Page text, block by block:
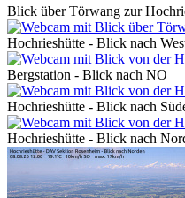
Blick über Törwang zur
Hochrieshütte - Blick nach
Bergstation - Blick nach NO
Hochrieshütte - Blick nach
Hochrieshütte - Blick nach